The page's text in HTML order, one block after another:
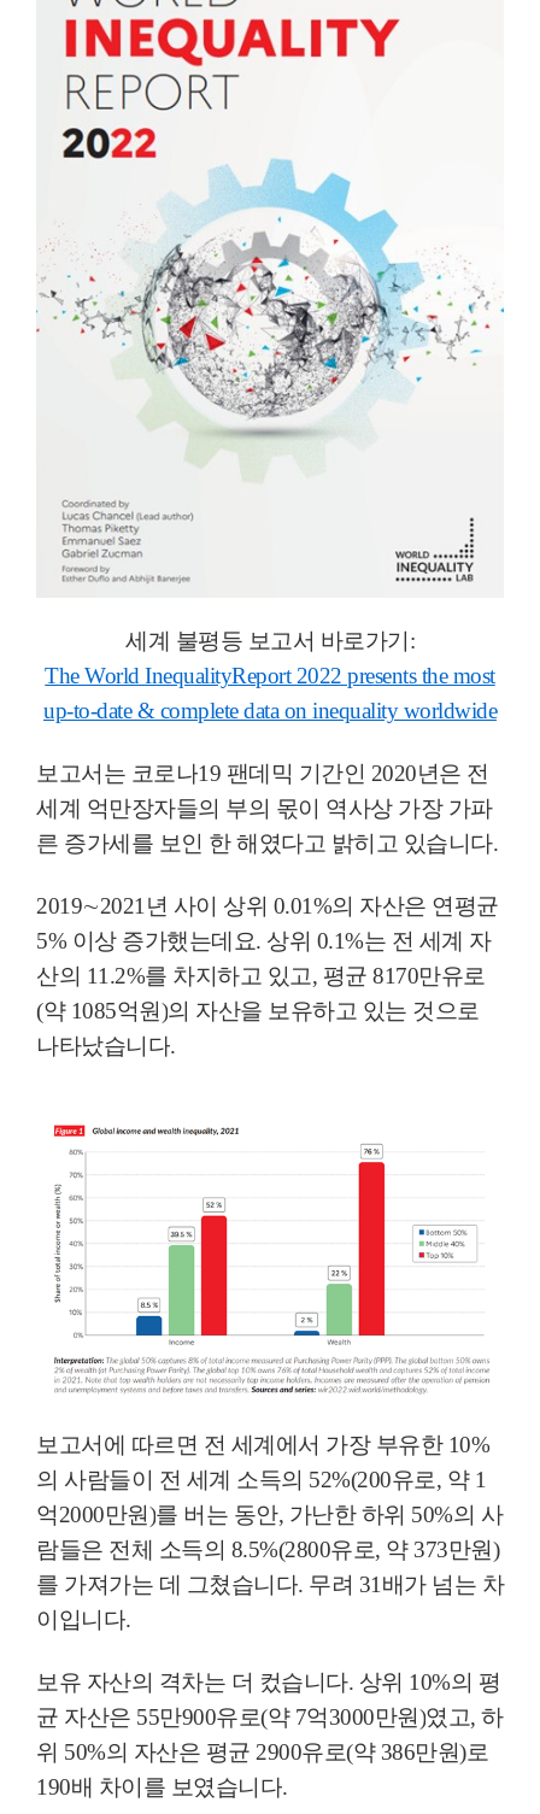
세계 불평등 보고서 바로가기:
The World InequalityReport 2022 presents the most
up-to-date & complete data on inequality worldwide
보고서는 코로나19 팬데믹 기간인 2020년은 전
세계 억만장자들의 부의 몫이 역사상 가장 가파
른 증가세를 보인 한 해였다고 밝히고 있습니다.
2019∼2021 년 사이 상위 0.01%의 자산은 연평균
5% 이상 증가했는데요. 상위 0.1%는 전 세계 자
산의 11.2%를 차지하고 있고, 평균 8170만유로
(약 1085억원)의 자산을 보유하고 있는 것으로
나타났습니다.
보고서에 따르면 전 세계에서 가장 부유한 10%
의 사람들이 전 세계 소득의 52%(200유로, 약 1
억2000만원)를 버는 동안, 가난한 하위 50%의 사
람들은 전체 소득의 8.5%(2800유로, 약 373만원)
를 가져가는 데 그쳤습니다. 무려 31 배가 넘는 차
이입니다.
보유 자산의 격차는 더 컸습니다. 상위 10%의 평
균 자산은 55만900유로(약 7억3000만원)였고, 하
위 50%의 자산은 평균 2900유로(약 386만원)로
190배 차이를 보였습니다.